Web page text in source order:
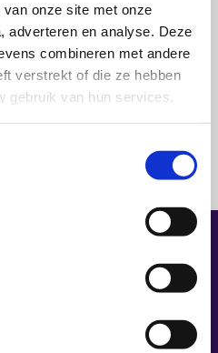
onze site met onze
adverteren en analyse. Deze
combineren met andere
verstrekt of die ze hebben
gebruik van hun services.
Lunch